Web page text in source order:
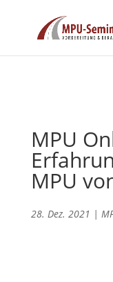
MPU
MPU
28. Dez. 2021 |